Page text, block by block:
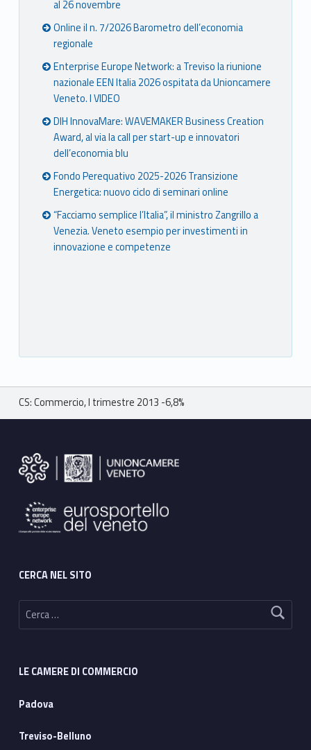
al 26 novembre
Online il n. 7/2026 Barometro dell’economia
regionale
Enterprise Europe Network: a Treviso la riunione
nazionale EEN Italia 2026 ospitata da Unioncamere
Veneto. I VIDEO
DIH InnovaMare: WAVEMAKER Business Creation
Award, al via la call per start-up e innovatori
dell’economia blu
Fondo Perequativo 2025-2026 Transizione
Energetica: nuovo ciclo di seminari online
“Facciamo semplice l’Italia”, il ministro Zangrillo a
Venezia. Veneto esempio per investimenti in
innovazione e competenze
Breadcrumbs navigation
CS: Commercio, I trimestre 2013 -6,8%
CERCA NEL SITO
Ricerca per:
LE CAMERE DI COMMERCIO
Padova
Treviso-Belluno